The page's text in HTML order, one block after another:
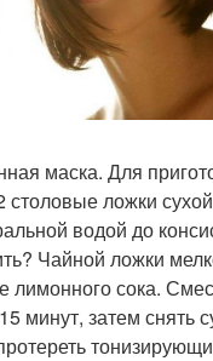
маска. Для
столовые ложки
водой до
Чайной ложки
лимонного сока.
минут, затем снять